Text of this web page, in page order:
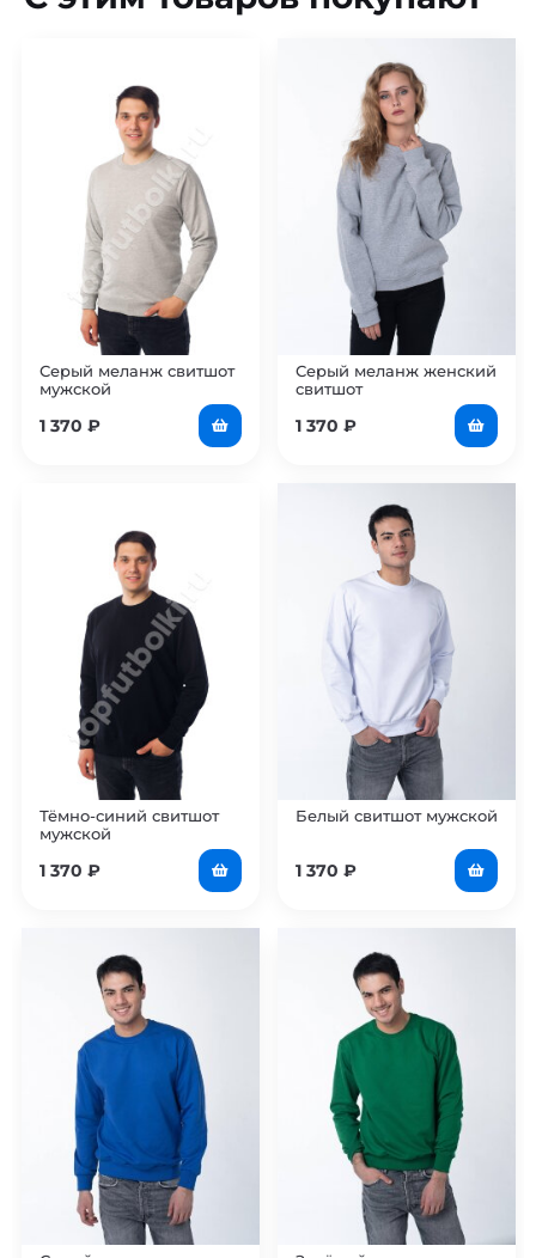
Серый меланж свитшот
мужской
1 370 ₽
Серый меланж женский
свитшот
1 370 ₽
Тёмно-синий свитшот
мужской
1 370 ₽
Белый свитшот мужской
1 370 ₽